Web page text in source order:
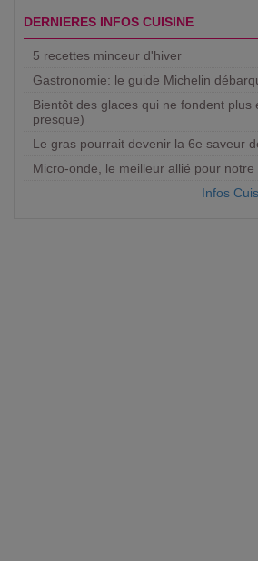
DERNIERES INFOS CUISINE
5 recettes minceur d'hiver
Gastronomie: le guide Michelin
Bientôt des glaces qui ne fondent plus
presque)
Le gras pourrait devenir la 6e saveur
Micro-onde, le meilleur allié pour notre
Infos